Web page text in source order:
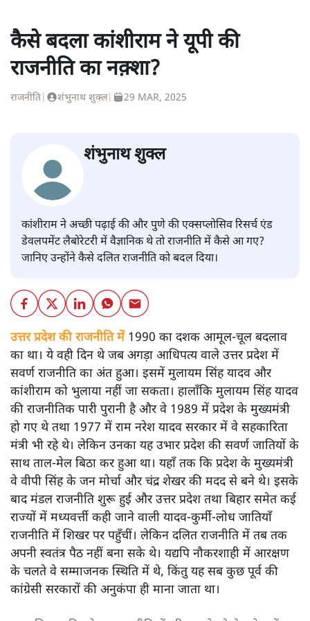
कैसे बदला कांशीराम ने यूपी की
राजनीति का नक़्शा?
राजनीति शंभुनाथ शुक्ल| 29 MAR, 2025
शंभुनाथ शुक्ल
कांशीराम ने अच्छी पढ़ाई की और पुणे की एक्सप्लोसिव रिसर्च एंड
डेवलपमेंट लैबोरेटरी में वैज्ञानिक थे तो राजनीति में कैसे आ गए?
जानिए उन्होंने कैसे दलित राजनीति को बदल दिया।
उत्तर प्रदेश की राजनीति में1990 का दशक आमूल-चूल बदलाव
का था। ये वही दिन थे जब अगड़ा आधिपत्य वाले उत्तर प्रदेश में
सवर्ण राजनीति का अंत हुआ। इसमें मुलायम सिंह यादव और
कांशीराम को भुलाया नहीं जा सकता। हालाँकि मुलायम सिंह यादव
की राजनीतिक पारी पुरानी है और वे 1989 में प्रदेश के मुख्यमंत्री
हो गए थे तथा 1977 में राम नरेश यादव सरकार में वे सहकारिता